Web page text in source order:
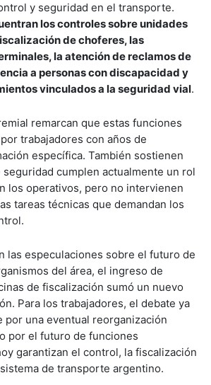
y seguridad en el transporte.
los controles sobre unidades
de choferes, las
la atención de reclamos de
a personas con discapacidad y
vinculados a la seguridad vial.
remarcan que estas funciones
trabajadores con años de
específica. También sostienen
cumplen actualmente un rol
los operativos, pero no intervienen
tareas técnicas que demandan los
las especulaciones sobre el futuro de
del área, el ingreso de
de fiscalización sumó un nuevo
Para los trabajadores, el debate ya
por una eventual reorganización
por el futuro de funciones
garantizan el control, la fiscalización
de transporte argentino.